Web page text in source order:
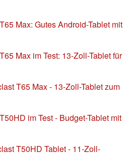
Max: Gutes Android-Tablet mit
Max im Test: 13-Zoll-Tablet für
T65 Max - 13-Zoll-Tablet zum
im Test - Budget-Tablet mit
T50HD Tablet - 11-Zoll-